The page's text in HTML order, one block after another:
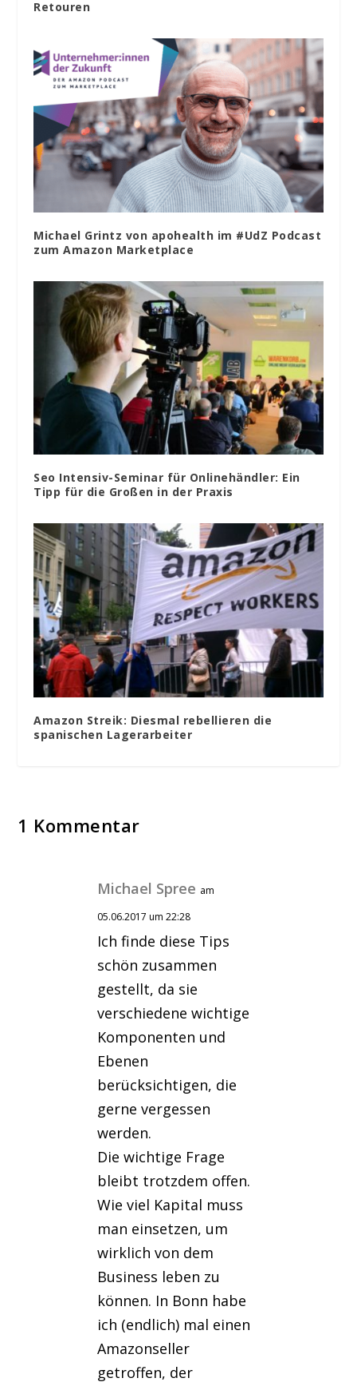
Retouren
Michael Grintz von apohealth im #UdZ Podcast
zum Amazon Marketplace
Seo Intensiv-Seminar für Onlinehändler: Ein
Tipp für die Großen in der Praxis
Amazon Streik: Diesmal rebellieren die
spanischen Lagerarbeiter
1 Kommentar
Michael Spree am
05.06.2017 um 22:28
Ich finde diese Tips
schön zusammen
gestellt, da sie
verschiedene wichtige
Komponenten und
Ebenen
berücksichtigen, die
gerne vergessen
werden.
Die wichtige Frage
bleibt trotzdem offen.
Wie viel Kapital muss
man einsetzen, um
wirklich von dem
Business leben zu
können. In Bonn habe
ich (endlich) mal einen
Amazonseller
getroffen, der